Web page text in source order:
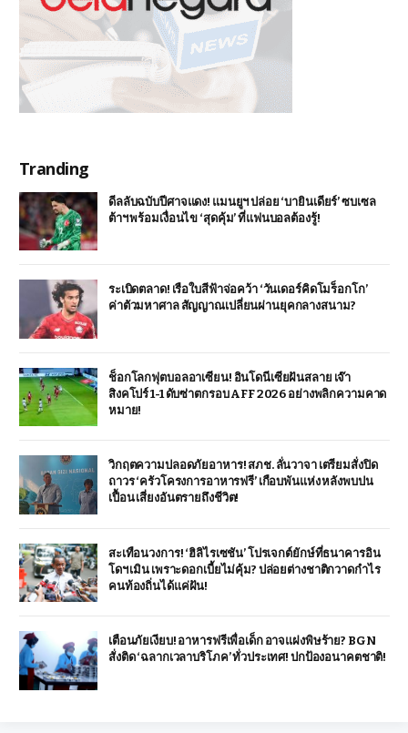
Tranding
ดีลลับฉบับปีศาจแดง! แมนยูฯ ปล่อย ‘บายินเดียร์’ ซบเซล
ต้าฯ พร้อมเงื่อนไข ‘สุดคุ้ม’ ที่แฟนบอลต้องรู้!
ระเบิดตลาด! เรือใบสีฟ้าจ่อคว้า ‘วันเดอร์คิดโมร็อกโก’
ค่าตัวมหาศาล สัญญาณเปลี่ยนผ่านยุคกลางสนาม?
ช็อกโลกฟุตบอลอาเซียน! อินโดนีเซียฝันสลาย เจ๊า
สิงคโปร์ 1-1 ดับซ่าตกรอบ AFF 2026 อย่างพลิกความคาด
หมาย!
วิกฤตความปลอดภัยอาหาร! สภช. ลั่นวาจา เตรียมสั่งปิด
ถาวร ‘ครัวโครงการอาหารฟรี’ เกือบพันแห่ง หลังพบปน
เปื้อน เสี่ยงอันตรายถึงชีวิต!
สะเทือนวงการ! ‘ฮิลิไรเซชัน’ โปรเจกต์ยักษ์ที่ธนาคารอิน
โดฯ เมิน เพราะดอกเบี้ยไม่คุ้ม? ปล่อยต่างชาติกวาดกำไร
คนท้องถิ่นได้แค่ฝัน!
เตือนภัยเงียบ! อาหารฟรีเพื่อเด็ก อาจแฝงพิษร้าย? BGN
สั่งติด ‘ฉลากเวลาบริโภค’ ทั่วประเทศ! ปกป้องอนาคตชาติ!